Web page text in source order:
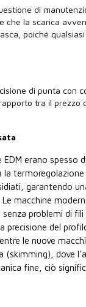
di
la scarica
poiché
di punta con
tra il
EDM erano
garantendo
Le macchine
problemi di
del
le nuove
dove
fine, ciò